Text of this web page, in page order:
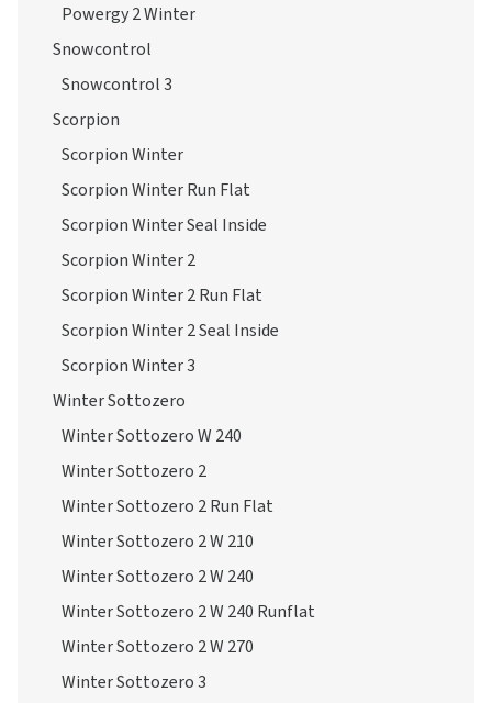
Powergy 2 Winter
Snowcontrol
Snowcontrol 3
Scorpion
Scorpion Winter
Scorpion Winter Run Flat
Scorpion Winter Seal Inside
Scorpion Winter 2
Scorpion Winter 2 Run Flat
Scorpion Winter 2 Seal Inside
Scorpion Winter 3
Winter Sottozero
Winter Sottozero W 240
Winter Sottozero 2
Winter Sottozero 2 Run Flat
Winter Sottozero 2 W 210
Winter Sottozero 2 W 240
Winter Sottozero 2 W 240 Runflat
Winter Sottozero 2 W 270
Winter Sottozero 3